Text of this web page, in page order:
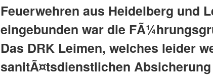
Feuerwehren aus Heidelberg und
eingebunden war die
Das DRK Leimen, welches leider
sanitÃ¤tsdienstlichen